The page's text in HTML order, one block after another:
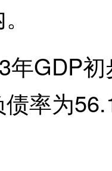
GDP初
率为